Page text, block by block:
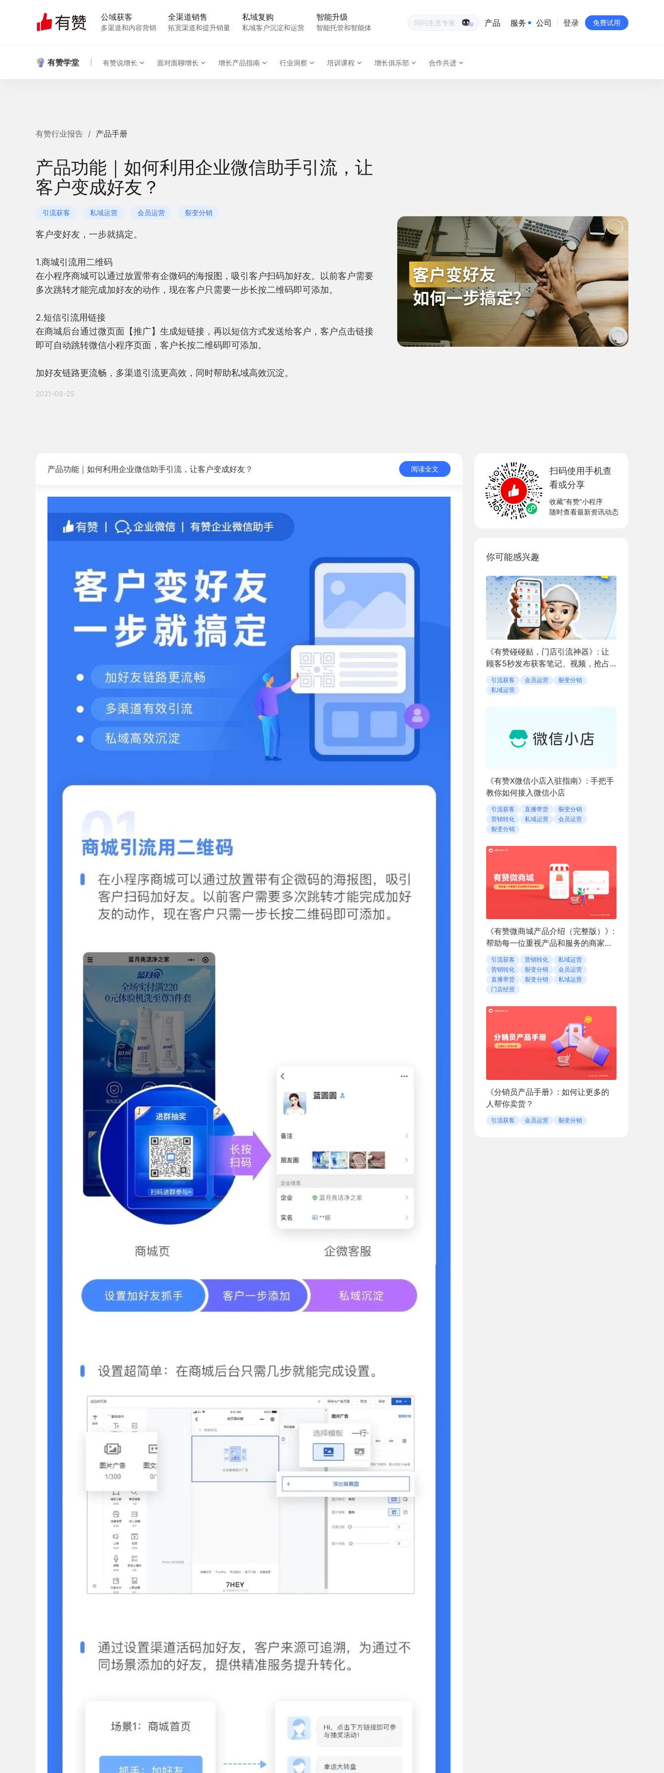
公域获客
多渠道和内容营销
全渠道销售
拓宽渠道和提升销量
私域复购
私域客户沉淀和运营
智能升级
智能托管和智能体
生意专家
产品 服务 公司 登录 免费试用
有赞学堂 有赞说增长 面对面聊增长 增长产品指南 行业洞察 培训课程 增长俱乐部 合作共进
有赞行业报告 / 产品手册
产品功能｜如何利用企业微信助手引流，让
客户变成好友？
引流获客 私域运营 会员运营 裂变分销
客户变好友，一步就搞定。
1.商城引流用二维码
在小程序商城可以通过放置带有企微码的海报图，吸引客户扫码加好友。以前客户需要
多次跳转才能完成加好友的动作，现在客户只需要一步长按二维码即可添加。
2.短信引流用链接
在商城后台通过微页面【推广】生成短链接，再以短信方式发送给客户，客户点击链接
即可自动跳转微信小程序页面，客户长按二维码即可添加。
加好友链路更流畅，多渠道引流更高效，同时帮助私域高效沉淀。
2021-08-25
产品功能｜如何利用企业微信助手引流，让客户变成好友？ 阅读全文
扫码使用手机查
看或分享
收藏“有赞”小程序
随时查看最新资讯动态
你可能感兴趣
《有赞碰碰贴，门店引流神器》: 让
顾客5秒发布获客笔记、视频，抢占
同城流量
引流获客 会员运营
裂变分销
私域运营
《有赞X微信小店入驻指南》: 手把手
教你如何接入微信小店
引流获客 直播带货
裂变分销
营销转化
私域运营
会员运营
裂变分销
《有赞微商城产品介绍（完整版）》:
帮助每一位重视产品和服务的商家成
功引流获客 营销转化
私域运营
营销转化
裂变分销
会员运营
直播带货
裂变分销
私域运营
门店经营
《分销员产品手册》: 如何让更多的
人帮你卖货？
引流获客 会员运营 裂变分销